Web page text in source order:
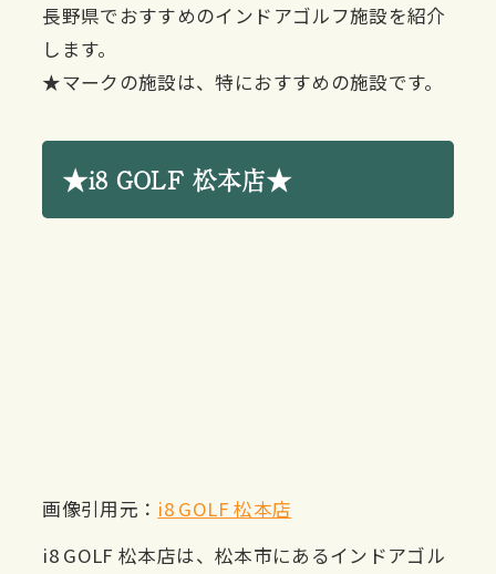
長野県でおすすめのインドアゴルフ施設を紹介
します。
★マークの施設は、特におすすめの施設です。
★i8 GOLF 松本店★
画像引用元： i8 GOLF 松本店
i8 GOLF 松本店は、松本市にあるインドアゴル